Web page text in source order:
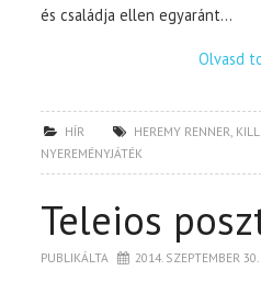
és családja ellen egyaránt…
Olvasd
HÍR HEREMY RENNER,
NYEREMÉNYJÁTÉK
Teleios
PUBLIKÁLTA 2014. SZEPTEMBER 30.